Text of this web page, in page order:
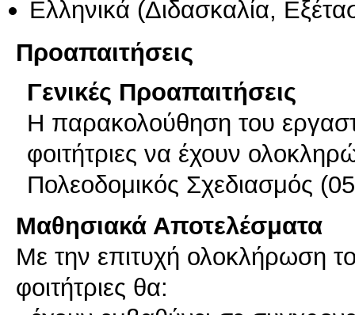
Ελληνικά (Διδασκαλία,
Προαπαιτήσεις
Γενικές Προαπαιτήσεις
Η παρακολούθηση του
φοιτήτριες να έχουν
Πολεοδομικός Σχεδιασμός
Μαθησιακά Αποτελέσματα
Με την επιτυχή ολοκλήρωση
φοιτήτριες θα: